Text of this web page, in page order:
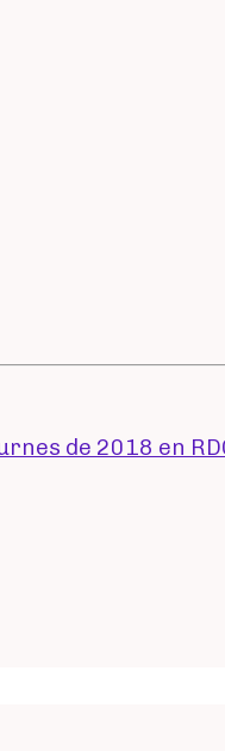
de 2018 en